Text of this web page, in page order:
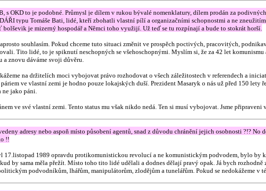
OKD to je podobné. Průmysl je dílem v rukou bývalé nomenklatury, dílem prodán za
typu Tomáše Bati, lidé, kteří zbohatli vlastní pílí a organizačními schopnostmi a ne
bolševik je mizerný hospodář a Němci toho využijí. Už teď se tu rozpínají a bude to stokrát horší.
souhlasím. Pokud chceme tuto situaci změnit ve prospěch poctivých, pracovitých,
Tito lidé, to je spiknutí neschopných se všehoschopnými. Myslím si, že za 42 let
a znovu dáváme svoji důvěru.
na držitelích moci vybojovat právo rozhodovat o všech záležitostech v referendech a
ve vlastní zemi je hodno pouze lokajských duší. Prezident Masaryk o nás už před 150 lety
jako páni.
ve své vlastní zemi. Tento status mu však nikdo nedá. Ten si musí vybojovat. Jsme
adresy nebo aspoň místo působení agentů, snad z důvodu chránění jejich osobnosti ?!?
!!
17.listopad 1989 opravdu protikomunistickou revolucí a ne komunistickým podvodem, bylo
by sama měla přežít. Místo toho tito lidé udělali a dodnes dělají pravý opak. Já bych
podvodníkům, lhářům, manipulátorům, zlodějům a tunelářům. Pokud se nedokážeme v